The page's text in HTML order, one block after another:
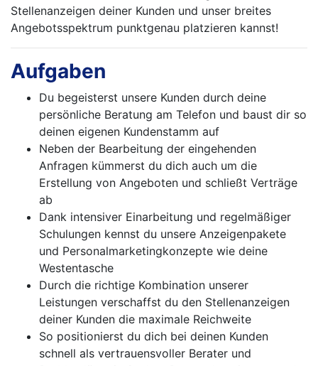
Stellenanzeigen deiner Kunden und unser breites
Angebotsspektrum punktgenau platzieren kannst!
Aufgaben
Du begeisterst unsere Kunden durch deine
persönliche Beratung am Telefon und baust dir so
deinen eigenen Kundenstamm auf
Neben der Bearbeitung der eingehenden
Anfragen kümmerst du dich auch um die
Erstellung von Angeboten und schließt Verträge
ab
Dank intensiver Einarbeitung und regelmäßiger
Schulungen kennst du unsere Anzeigenpakete
und Personalmarketingkonzepte wie deine
Westentasche
Durch die richtige Kombination unserer
Leistungen verschaffst du den Stellenanzeigen
deiner Kunden die maximale Reichweite
So positionierst du dich bei deinen Kunden
schnell als vertrauensvoller Berater und